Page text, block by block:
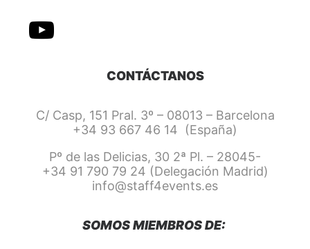
CONTÁCTANOS
C/ Casp, 151 Pral. 3º – 08013 – Barcelona
+34 93 667 46 14 (España)
Pº de las Delicias, 30 2ª Pl. – 28045-
+34 91 790 79 24 (Delegación Madrid)
info@staff4events.es
SOMOS MIEMBROS DE: